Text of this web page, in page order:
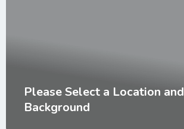
Please Select a Location and
Background